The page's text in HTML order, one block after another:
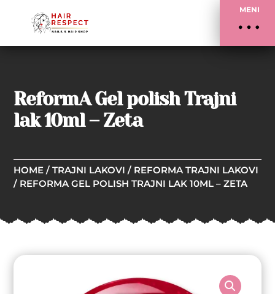
MENI
ReformA Gel polish Trajni
lak 10ml – Zeta
HOME /TRAJNI LAKOVI / REFORMA TRAJNI LAKOVI
/ REFORMA GEL POLISH TRAJNI LAK 10ML – ZETA